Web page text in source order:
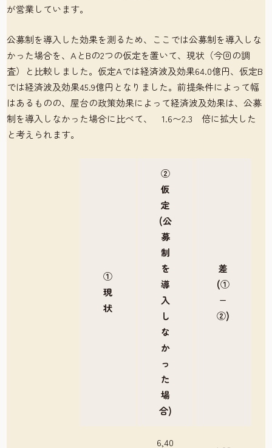
が営業しています。
公募制を導入した効果を測るため、ここでは公募制を導入しな
かった場合を、AとBの2つの仮定を置いて、現状（今回の調
査）と比較しました。仮定Aでは経済波及効果64.0億円、仮定B
では経済波及効果45.9億円となりました。前提条件によって幅
はあるものの、屋台の政策効果によって経済波及効果は、公募
制を導入しなかった場合に比べて、 1.6〜2.3 倍に拡大した
と考えられます。
①
現
状
②
仮
定
(公
募
制
を
導
入
し
な
か
っ
た
場
合)
差
(①
−
②)
6,40